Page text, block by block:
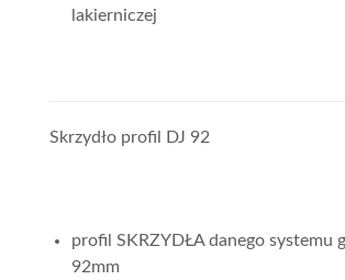
lakierniczej
Skrzydło profil DJ 92
profil SKRZYDŁA danego systemu
92mm